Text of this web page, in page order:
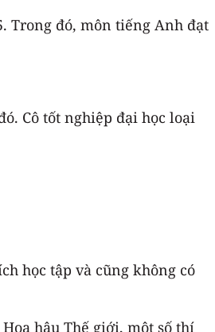
Trong đó, môn tiếng Anh đạt
Cô tốt nghiệp đại học loại
học tập và cũng không có
hậu Thế giới, một số thí